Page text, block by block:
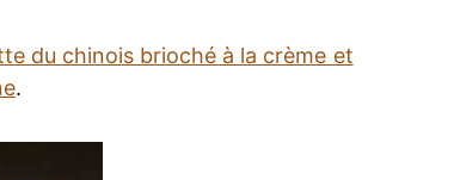
du chinois brioché à la crème et
.